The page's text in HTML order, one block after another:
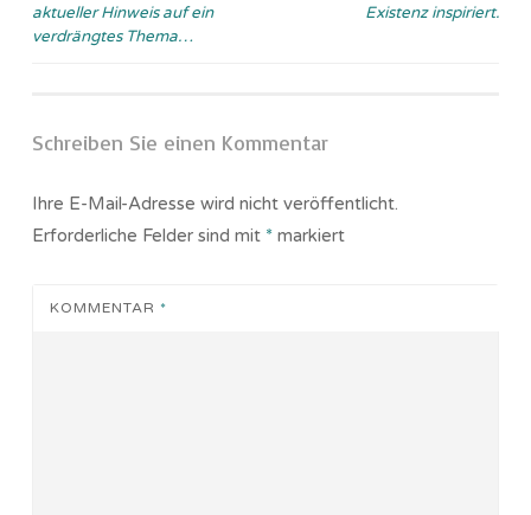
aktueller Hinweis auf ein
verdrängtes Thema…
Existenz inspiriert.
Schreiben Sie einen Kommentar
Ihre E-Mail-Adresse wird nicht veröffentlicht.
Erforderliche Felder sind mit * markiert
KOMMENTAR *